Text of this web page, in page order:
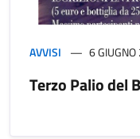
AVVISI 6
Terzo Palio del